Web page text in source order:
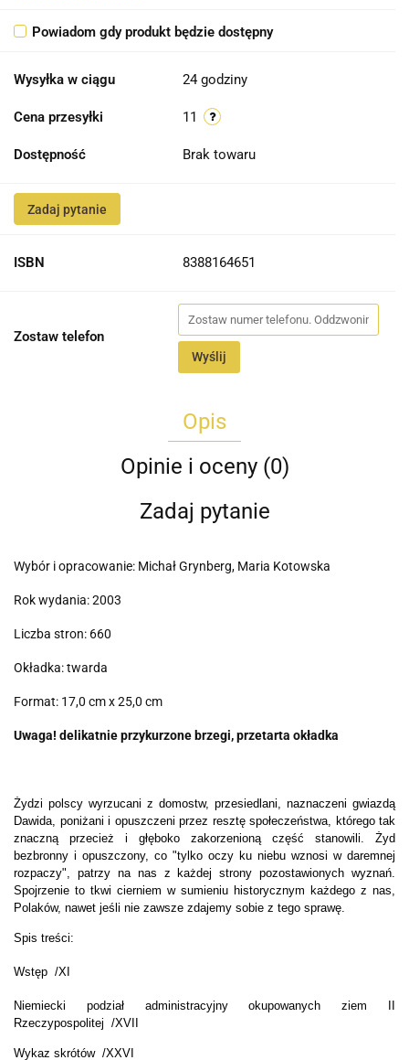
Powiadom gdy produkt będzie dostępny
Wysyłka w ciągu 24 godziny
Cena przesyłki 11
Dostępność Brak towaru
Zadaj pytanie
ISBN 8388164651
Zostaw telefon
Wyślij
Opis
Opinie i oceny (0)
Zadaj pytanie
Wybór i opracowanie: Michał Grynberg, Maria Kotowska
Rok wydania: 2003
Liczba stron: 660
Okładka: twarda
Format: 17,0 cm x 25,0 cm
Uwaga! delikatnie przykurzone brzegi, przetarta okładka
Żydzi polscy wyrzucani z domostw, przesiedlani, naznaczeni gwiazdą
Dawida, poniżani i opuszczeni przez resztę społeczeństwa, którego tak
znaczną przecież i głęboko zakorzenioną część stanowili. Żyd
bezbronny i opuszczony, co "tylko oczy ku niebu wznosi w daremnej
rozpaczy", patrzy na nas z każdej strony pozostawionych wyznań.
Spojrzenie to tkwi cierniem w sumieniu historycznym każdego z nas,
Polaków, nawet jeśli nie zawsze zdajemy sobie z tego sprawę.
Spis treści:
Wstęp /XI
Niemiecki podział administracyjny okupowanych ziem II
Rzeczypospolitej /XVII
Wykaz skrótów /XXVI